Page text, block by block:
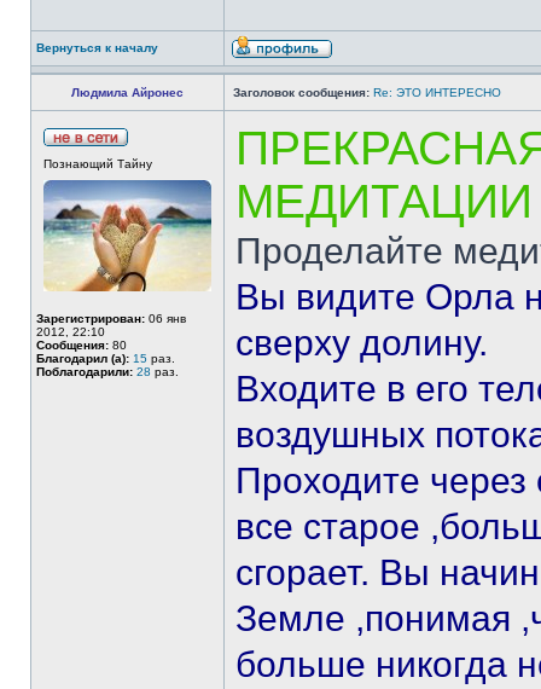
Вернуться к началу
Людмила Айронес Заголовок сообщения: Re: ЭТО ИНТЕРЕСНО
Познающий Тайну
Зарегистрирован: 06 янв
2012, 22:10
Сообщения: 80
Благодарил (а): 15 раз.
Поблагодарили: 28 раз.
Проделайте
Вы видите Орла
сверху долину.
Входите в его
воздушных
Проходите
все старое
сгорает. Вы
Земле ,понимая
больше никогда